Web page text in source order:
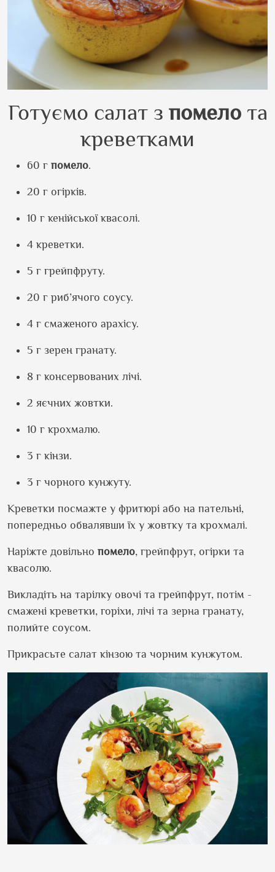
Готуємо салат з помелота
креветками
60 г помело.
20 г огірків.
10 г кенійської квасолі.
4 креветки.
5 г грейпфруту.
20 г риб’ячого соусу.
4 г смаженого арахісу.
5 г зерен гранату.
8 г консервованих лічі.
2 яєчних жовтки.
10 г крохмалю.
3 г кінзи.
3 г чорного кунжуту.
Креветки посмажте у фритюрі або на пательні,
попередньо обвалявши їх у жовтку та крохмалі.
Наріжте довільно помело, грейпфрут, огірки та
квасолю.
Викладіть на тарілку овочі та грейпфрут, потім -
смажені креветки, горіхи, лічі та зерна гранату,
полийте соусом.
Прикрасьте салат кінзою та чорним кунжутом.